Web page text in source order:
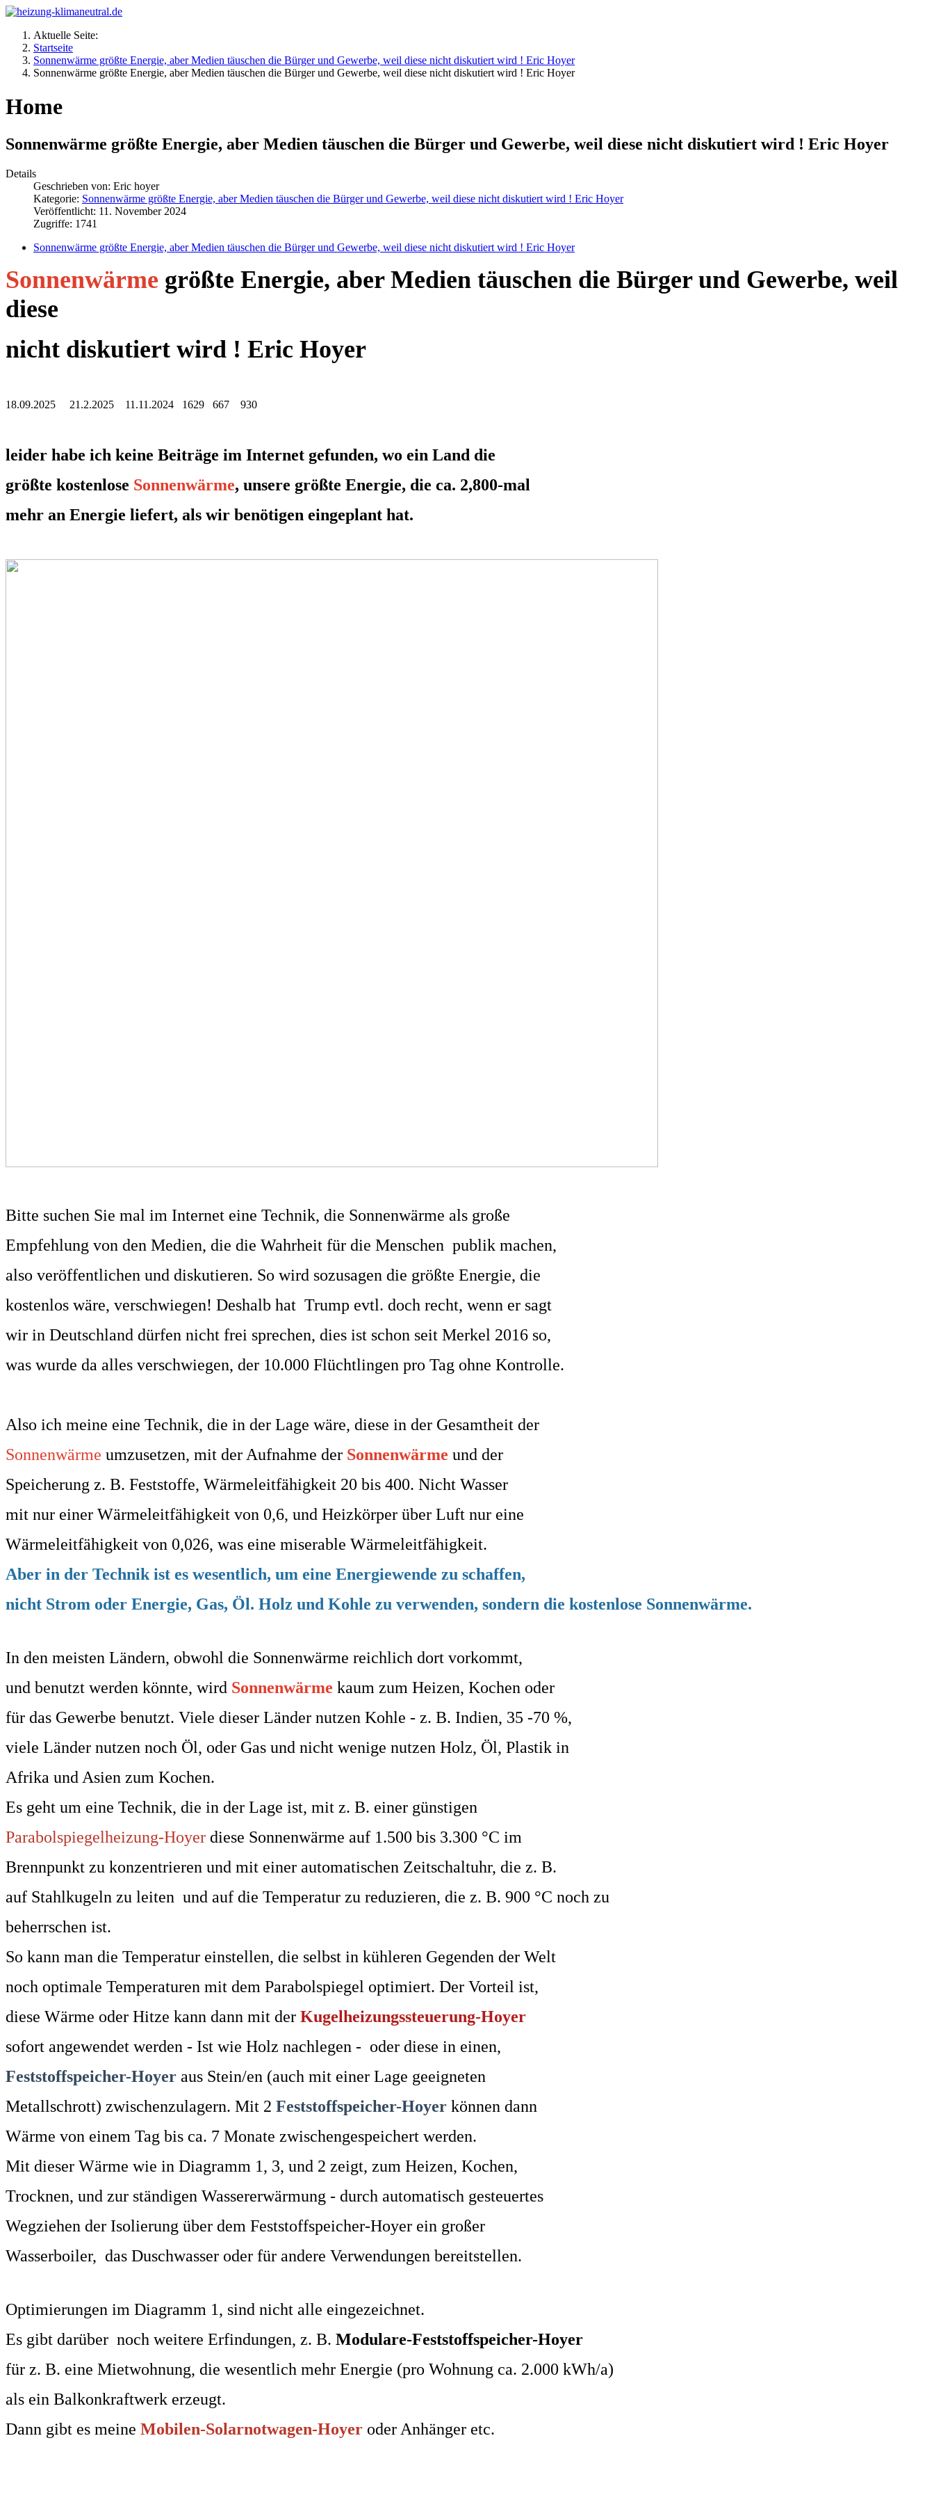
Aktuelle Seite:
Startseite
Sonnenwärme größte Energie, aber Medien täuschen die Bürger und Gewerbe, weil diese nicht diskutiert wird ! Eric Hoyer
Sonnenwärme größte Energie, aber Medien täuschen die Bürger und Gewerbe, weil diese nicht diskutiert wird ! Eric Hoyer
Home
Sonnenwärme größte Energie, aber Medien täuschen die Bürger und Gewerbe, weil diese nicht diskutiert wird ! Eric Hoyer
Details
Geschrieben von: Eric hoyer
Kategorie: Sonnenwärme größte Energie, aber Medien täuschen die Bürger und Gewerbe, weil diese nicht diskutiert wird ! Eric Hoyer
Veröffentlicht: 11. November 2024
Zugriffe: 1741
Sonnenwärme größte Energie, aber Medien täuschen die Bürger und Gewerbe, weil diese nicht diskutiert wird ! Eric Hoyer
Sonnenwärme größte Energie, aber Medien täuschen die Bürger und Gewerbe, weil
diese
nicht diskutiert wird ! Eric Hoyer
18.09.2025 21.2.2025 11.11.2024 1629 667 930
leider habe ich keine Beiträge im Internet gefunden, wo ein Land die
größte kostenlose Sonnenwärme, unsere größte Energie, die ca. 2,800-mal
mehr an Energie liefert, als wir benötigen eingeplant hat.
Bitte suchen Sie mal im Internet eine Technik, die Sonnenwärme als große
Empfehlung von den Medien, die die Wahrheit für die Menschen publik machen,
also veröffentlichen und diskutieren. So wird sozusagen die größte Energie, die
kostenlos wäre, verschwiegen! Deshalb hat Trump evtl. doch recht, wenn er sagt
wir in Deutschland dürfen nicht frei sprechen, dies ist schon seit Merkel 2016 so,
was wurde da alles verschwiegen, der 10.000 Flüchtlingen pro Tag ohne Kontrolle.
Also ich meine eine Technik, die in der Lage wäre, diese in der Gesamtheit der
Sonnenwärme umzusetzen, mit der Aufnahme der Sonnenwärme und der
Speicherung z. B. Feststoffe, Wärmeleitfähigkeit 20 bis 400. Nicht Wasser
mit nur einer Wärmeleitfähigkeit von 0,6, und Heizkörper über Luft nur eine
Wärmeleitfähigkeit von 0,026, was eine miserable Wärmeleitfähigkeit.
Aber in der Technik ist es wesentlich, um eine Energiewende zu schaffen,
nicht Strom oder Energie, Gas, Öl. Holz und Kohle zu verwenden, sondern die kostenlose Sonnenwärme.
In den meisten Ländern, obwohl die Sonnenwärme reichlich dort vorkommt,
und benutzt werden könnte, wird Sonnenwärme kaum zum Heizen, Kochen oder
für das Gewerbe benutzt. Viele dieser Länder nutzen Kohle - z. B. Indien, 35 -70 %,
viele Länder nutzen noch Öl, oder Gas und nicht wenige nutzen Holz, Öl, Plastik in
Afrika und Asien zum Kochen.
Es geht um eine Technik, die in der Lage ist, mit z. B. einer günstigen
Parabolspiegelheizung-Hoyer diese Sonnenwärme auf 1.500 bis 3.300 °C im
Brennpunkt zu konzentrieren und mit einer automatischen Zeitschaltuhr, die z. B.
auf Stahlkugeln zu leiten und auf die Temperatur zu reduzieren, die z. B. 900 °C noch zu
beherrschen ist.
So kann man die Temperatur einstellen, die selbst in kühleren Gegenden der Welt
noch optimale Temperaturen mit dem Parabolspiegel optimiert. Der Vorteil ist,
diese Wärme oder Hitze kann dann mit der Kugelheizungssteuerung-Hoyer
sofort angewendet werden - Ist wie Holz nachlegen - oder diese in einen,
Feststoffspeicher-Hoyer aus Stein/en (auch mit einer Lage geeigneten
Metallschrott) zwischenzulagern. Mit 2 Feststoffspeicher-Hoyer können dann
Wärme von einem Tag bis ca. 7 Monate zwischengespeichert werden.
Mit dieser Wärme wie in Diagramm 1, 3, und 2 zeigt, zum Heizen, Kochen,
Trocknen, und zur ständigen Wassererwärmung - durch automatisch gesteuertes
Wegziehen der Isolierung über dem Feststoffspeicher-Hoyer ein großer
Wasserboiler, das Duschwasser oder für andere Verwendungen bereitstellen.
Optimierungen im Diagramm 1, sind nicht alle eingezeichnet.
Es gibt darüber noch weitere Erfindungen, z. B. Modulare-Feststoffspeicher-Hoyer
für z. B. eine Mietwohnung, die wesentlich mehr Energie (pro Wohnung ca. 2.000 kWh/a)
als ein Balkonkraftwerk erzeugt.
Dann gibt es meine Mobilen-Solarnotwagen-Hoyer oder Anhänger etc.